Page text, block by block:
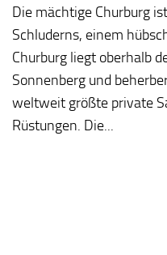
Die mächtige Churburg
Schluderns, einem
Churburg liegt oberhalb
Sonnenberg und
weltweit größte private
Rüstungen. Die...